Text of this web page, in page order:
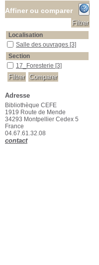
Affiner ou comparer
Localisation
Salle des ouvrages
Salle des ouvrages [3]
Section
17_Foresterie
17_Foresterie [3]
Adresse
Bibliothèque CEFE
1919 Route de Mende
34293 Montpellier Cedex 5
France
04.67.61.32.08
contact